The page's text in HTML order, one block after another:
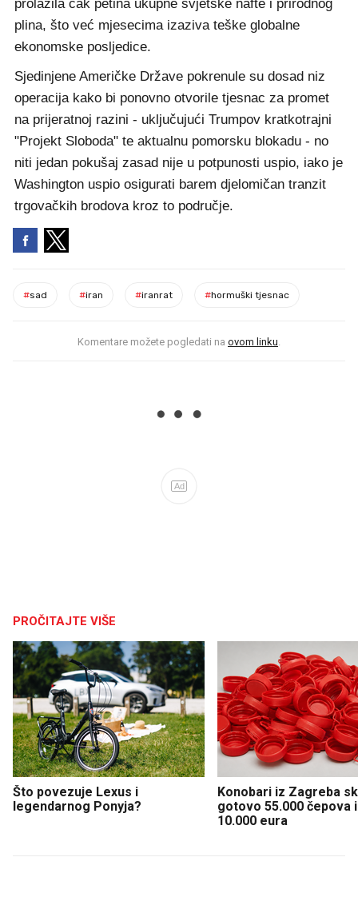
prolazila čak petina ukupne svjetske nafte i prirodnog
plina, što već mjesecima izaziva teške globalne
ekonomske posljedice.
Sjedinjene Američke Države pokrenule su dosad niz
operacija kako bi ponovno otvorile tjesnac za promet
na prijeratnoj razini - uključujući Trumpov kratkotrajni
"Projekt Sloboda" te aktualnu pomorsku blokadu - no
niti jedan pokušaj zasad nije u potpunosti uspio, iako je
Washington uspio osigurati barem djelomičan tranzit
trgovačkih brodova kroz to područje.
#sad #iran #iranrat #hormuški tjesnac
Komentare možete pogledati na ovom linku.
Ad
PROČITAJTE VIŠE
Što povezuje Lexus i
legendarnog Ponyja?
Konobari iz Zagreba
gotovo 55.000 čepova
10.000 eura